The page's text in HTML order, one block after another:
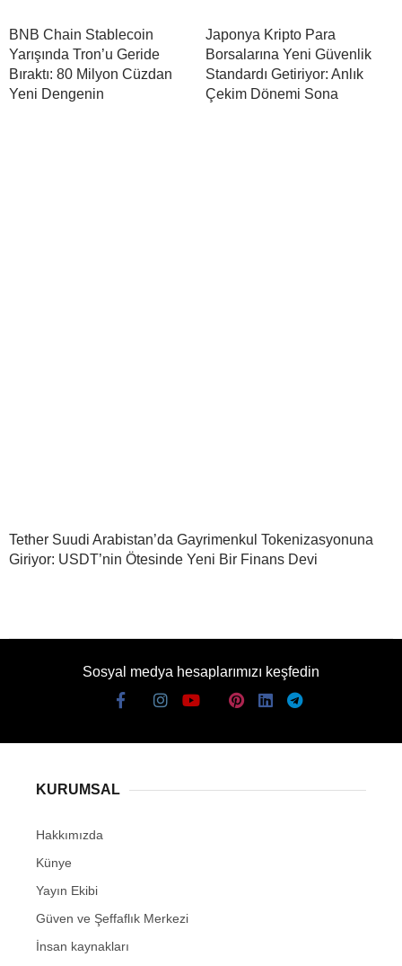
BNB Chain Stablecoin
Yarışında Tron’u Geride
Bıraktı: 80 Milyon Cüzdan
Yeni Dengenin
Japonya Kripto Para
Borsalarına Yeni Güvenlik
Standardı Getiriyor: Anlık
Çekim Dönemi Sona
Tether Suudi Arabistan’da Gayrimenkul Tokenizasyonuna
Giriyor: USDT’nin Ötesinde Yeni Bir Finans Devi
Sosyal medya hesaplarımızı keşfedin
KURUMSAL
Hakkımızda
Künye
Yayın Ekibi
Güven ve Şeffaflık Merkezi
İnsan kaynakları